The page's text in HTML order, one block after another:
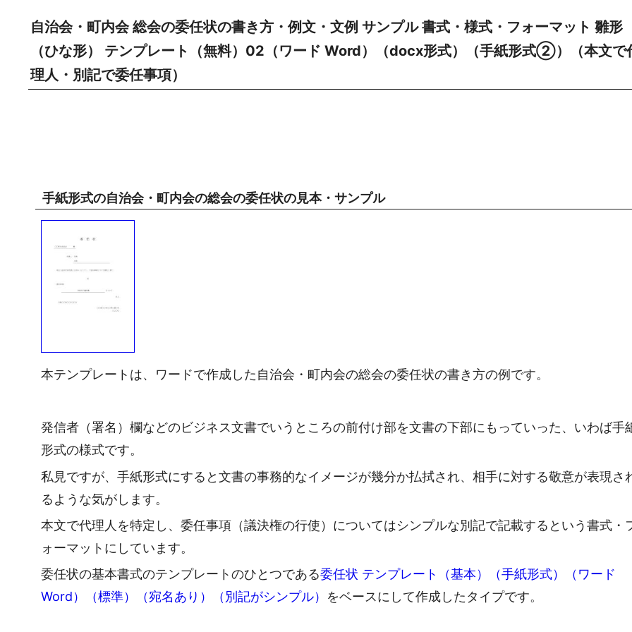
自治会・町内会 総会の委任状の書き方・例文・文例 サンプル 書式・様式・フォーマット 雛形
（ひな形） テンプレート（無料）02（ワード Word）（docx形式）（手紙形式②）（本文で
理人・別記で委任事項）
手紙形式の自治会・町内会の総会の委任状の見本・サンプル
本テンプレートは、ワードで作成した自治会・町内会の総会の委任状の書き方の例です。
発信者（署名）欄などのビジネス文書でいうところの前付け部を文書の下部にもっていった、いわば手
形式の様式です。
私見ですが、手紙形式にすると文書の事務的なイメージが幾分か払拭され、相手に対する敬意が表現さ
るような気がします。
本文で代理人を特定し、委任事項（議決権の行使）についてはシンプルな別記で記載するという書式・
ォーマットにしています。
委任状の基本書式のテンプレートのひとつである委任状 テンプレート（基本）（手紙形式）（ワード
Word）（標準）（宛名あり）（別記がシンプル） をベースにして作成したタイプです。